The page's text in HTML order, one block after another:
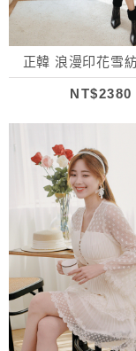
正韓 浪漫印花雪
NT$2380